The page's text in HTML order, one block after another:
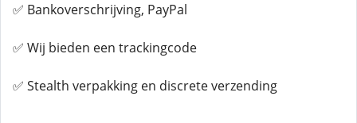
✅ Bankoverschrijving, PayPal
✅ Wij bieden een trackingcode
✅ Stealth verpakking en discrete verzending